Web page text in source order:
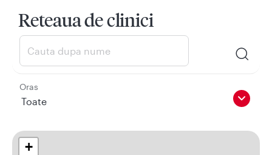
Reteaua de clinici
Oras
Toate
+